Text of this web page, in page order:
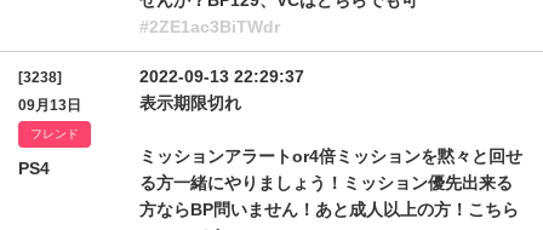
#2ZE1ac3BiTWdr
[3238]
09月13日
フレンド
PS4
2022-09-13 22:29:37
表示期限切れ
ミッションアラートor4倍ミッションを黙々と回せ
る方一緒にやりましょう！ミッション優先出来る
方ならBP問いません！あと成人以上の方！こちら